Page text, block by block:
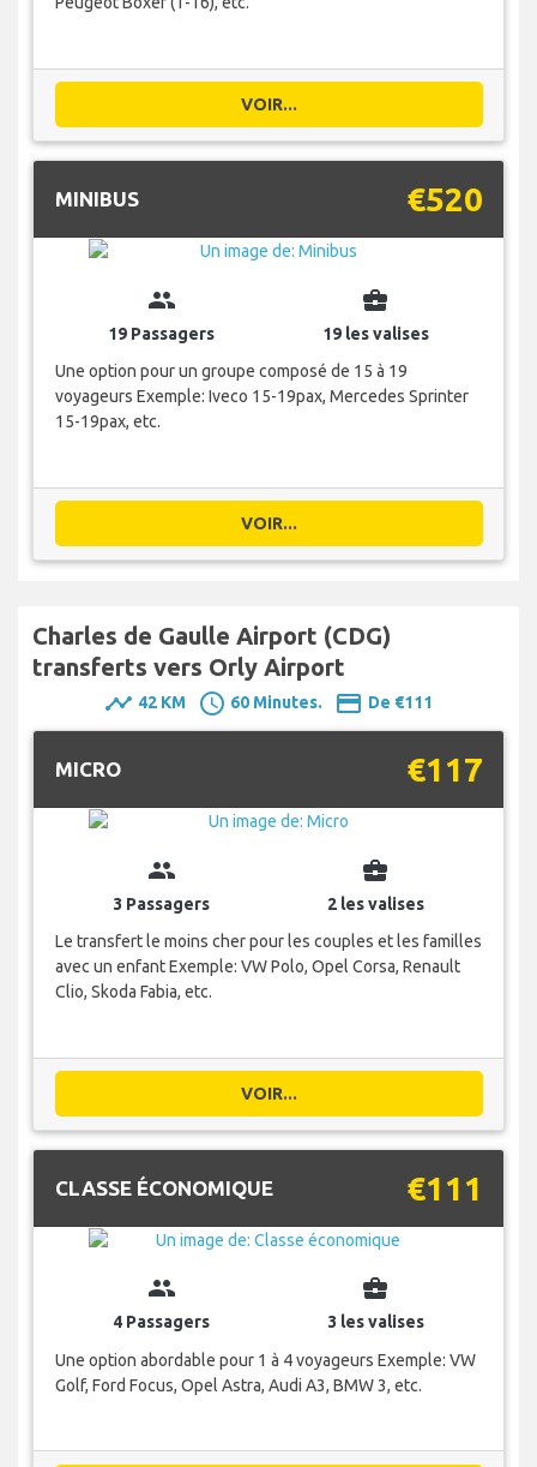
VOIR...
MINIBUS €520
group
19 Passagers
business_center
19 les valises
Une option pour un groupe composé de 15 à 19
voyageurs Exemple: Iveco 15-19pax, Mercedes Sprinter
15-19pax, etc.
VOIR...
Charles de Gaulle Airport (CDG)
transferts vers Orly Airport
timeline 42 KM schedule 60 Minutes. payment De €111
MICRO €117
group
3 Passagers
business_center
2 les valises
Le transfert le moins cher pour les couples et les familles
avec un enfant Exemple: VW Polo, Opel Corsa, Renault
Clio, Skoda Fabia, etc.
VOIR...
CLASSE ÉCONOMIQUE €111
group
4 Passagers
business_center
3 les valises
Une option abordable pour 1 à 4 voyageurs Exemple: VW
Golf, Ford Focus, Opel Astra, Audi A3, BMW 3, etc.